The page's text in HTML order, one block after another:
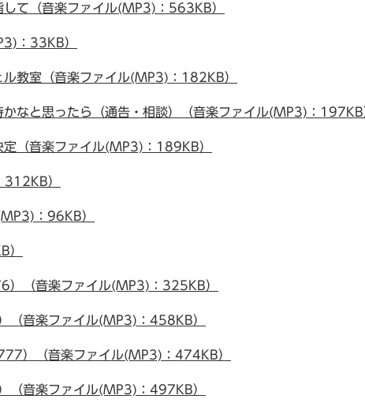
て（音楽ファイル(MP3)：563KB）
：33KB）
教室（音楽ファイル(MP3)：182KB）
なと思ったら（通告・相談）（音楽ファイル(MP3)：
（音楽ファイル(MP3)：189KB）
312KB）
：96KB）
）
（音楽ファイル(MP3)：325KB）
音楽ファイル(MP3)：458KB）
）（音楽ファイル(MP3)：474KB）
音楽ファイル(MP3)：497KB）